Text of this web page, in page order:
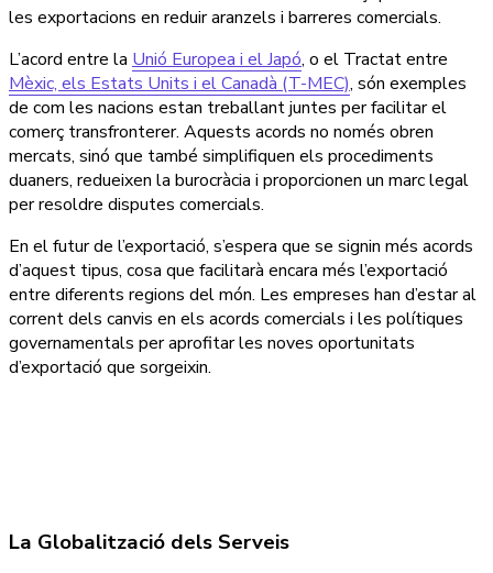
les exportacions en reduir aranzels i barreres comercials.
L’acord entre la Unió Europea i el Japó, o el Tractat entre
Mèxic, els Estats Units i el Canadà (T-MEC), són exemples
de com les nacions estan treballant juntes per facilitar el
comerç transfronterer. Aquests acords no només obren
mercats, sinó que també simplifiquen els procediments
duaners, redueixen la burocràcia i proporcionen un marc legal
per resoldre disputes comercials.
En el futur de l’exportació, s’espera que se signin més acords
d’aquest tipus, cosa que facilitarà encara més l’exportació
entre diferents regions del món. Les empreses han d’estar al
corrent dels canvis en els acords comercials i les polítiques
governamentals per aprofitar les noves oportunitats
d’exportació que sorgeixin.
La Globalització dels Serveis